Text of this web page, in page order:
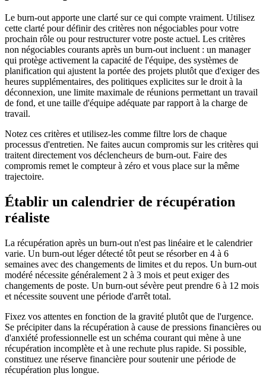
Le burn-out apporte une clarté sur ce qui compte vraiment. Utilisez
cette clarté pour définir des critères non négociables pour votre
prochain rôle ou pour restructurer votre poste actuel. Les critères
non négociables courants après un burn-out incluent : un manager
qui protège activement la capacité de l'équipe, des systèmes de
planification qui ajustent la portée des projets plutôt que d'exiger des
heures supplémentaires, des politiques explicites sur le droit à la
déconnexion, une limite maximale de réunions permettant un travail
de fond, et une taille d'équipe adéquate par rapport à la charge de
travail.
Notez ces critères et utilisez-les comme filtre lors de chaque
processus d'entretien. Ne faites aucun compromis sur les critères qui
traitent directement vos déclencheurs de burn-out. Faire des
compromis remet le compteur à zéro et vous place sur la même
trajectoire.
Établir un calendrier de récupération
réaliste
La récupération après un burn-out n'est pas linéaire et le calendrier
varie. Un burn-out léger détecté tôt peut se résorber en 4 à 6
semaines avec des changements de limites et du repos. Un burn-out
modéré nécessite généralement 2 à 3 mois et peut exiger des
changements de poste. Un burn-out sévère peut prendre 6 à 12 mois
et nécessite souvent une période d'arrêt total.
Fixez vos attentes en fonction de la gravité plutôt que de l'urgence.
Se précipiter dans la récupération à cause de pressions financières ou
d'anxiété professionnelle est un schéma courant qui mène à une
récupération incomplète et à une rechute plus rapide. Si possible,
constituez une réserve financière pour soutenir une période de
récupération plus longue.